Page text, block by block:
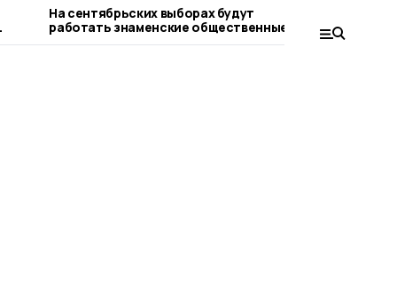
На сентябрьских выборах будут
работать знаменские общественные
наблюдатели
стала